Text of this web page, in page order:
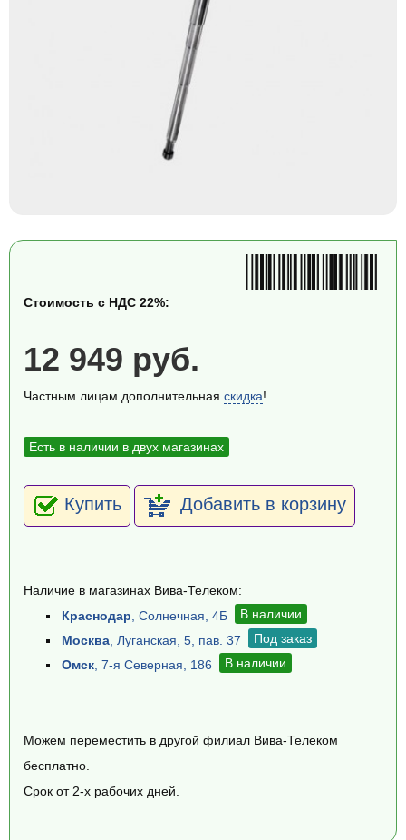
Стоимость с НДС 22%:
12 949 руб.
Частным лицам дополнительная скидка!
Есть в наличии в двух магазинах
Купить Добавить в корзину
Наличие в магазинах Вива-Телеком:
Краснодар , Солнечная, 4Б
В наличии
Москва , Луганская, 5, пав. 37
Под заказ
Омск , 7-я Северная, 186 В наличии
Можем переместить в другой филиал Вива-Телеком
бесплатно.
Срок от 2-х рабочих дней.